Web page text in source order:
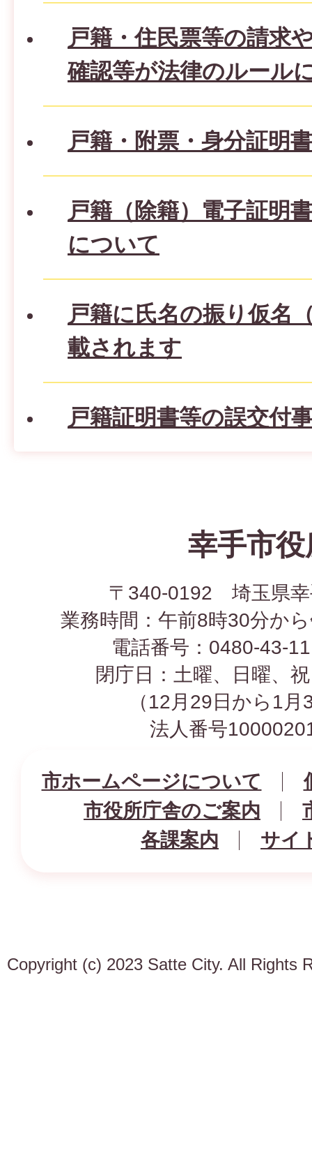
戸籍・住民票等の請求
確認等が法律のルール
戸籍・附票・身分証明
戸籍（除籍）電子証明
について
戸籍に氏名の振り仮名
載されます
戸籍証明書等の誤交付
幸手市役
〒340-0192 埼玉県幸
業務時間：午前8時30分か
電話番号：0480-43-
閉庁日：土曜、日曜、
（12月29日から1
法人番号
市ホームページについて
市役所庁舎のご案内
各課案内
サイ
Copyright (c) 2023 Satte City. All Rights